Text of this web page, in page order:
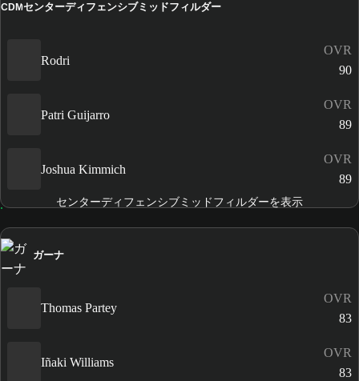
CDMセンターディフェンシブミッドフィルダー
Rodri
OVR
90
Patri Guijarro
OVR
89
Joshua Kimmich
OVR
89
センターディフェンシブミッドフィルダーを表示
ガーナ
Thomas Partey
OVR
83
Iñaki Williams
OVR
83